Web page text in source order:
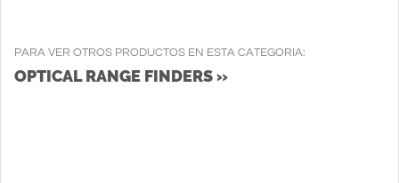
PARA VER OTROS PRODUCTOS EN ESTA CATEGORIA:
OPTICAL RANGE FINDERS »